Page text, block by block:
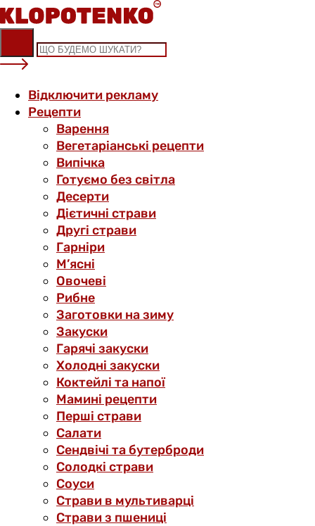
Skip
to
content
Відключити рекламу
Рецепти
Варення
Вегетаріанські рецепти
Випічка
Готуємо без світла
Десерти
Дієтичні страви
Другі страви
Гарніри
М’ясні
Овочеві
Рибне
Заготовки на зиму
Закуски
Гарячі закуски
Холодні закуски
Коктейлі та напої
Мамині рецепти
Перші страви
Салати
Сендвічі та бутерброди
Солодкі страви
Соуси
Страви в мультиварці
Страви з пшениці